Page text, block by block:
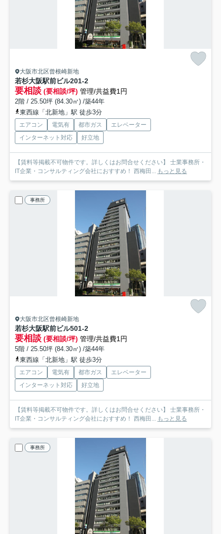
大阪市北区曾根崎新地
若杉大阪駅前ビル201-2
要相談 (要相談/坪) 管理/共益費1円
2階 / 25.50坪 (84.30㎡) /築44年
東西線「北新地」駅 徒歩3分
エアコン 電気有 都市ガス
エレベーター
インターネット対応
好立地
【賃料等掲載不可物件です。詳しくはお問合せください】 士業事務所・
IT企業・コンサルティング会社におすすめ！ 西梅田...
もっと見る
事務所
大阪市北区曾根崎新地
若杉大阪駅前ビル501-2
要相談 (要相談/坪) 管理/共益費1円
5階 / 25.50坪 (84.30㎡) /築44年
東西線「北新地」駅 徒歩3分
エアコン 電気有 都市ガス
エレベーター
インターネット対応
好立地
【賃料等掲載不可物件です。詳しくはお問合せください】 士業事務所・
IT企業・コンサルティング会社におすすめ！ 西梅田...
もっと見る
事務所